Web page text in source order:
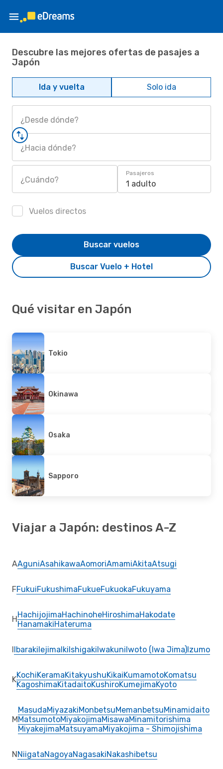
Descubre las mejores ofertas de pasajes a
Japón
Ida y vuelta Solo ida
¿Desde dónde?
¿Hacia dónde?
¿Cuándo?
Pasajeros
1 adulto
Vuelos directos
Buscar Vuelo + Hotel
Buscar vuelos
Qué visitar en Japón
Tokio
Okinawa
Osaka
Sapporo
Viajar a Japón: destinos A-Z
AAguniAsahikawaAomoriAmamiAkitaAtsugi
FFukuiFukushimaFukueFukuokaFukuyama
H HachijojimaHachinoheHiroshimaHakodate
HanamakiHateruma
IIbarakiIejimaIkiIshigakiIwakuniIwoto (Iwa Jima)Izumo
KKochiKeramaKitakyushuKikaiKumamotoKomatsu
KagoshimaKitadaitoKushiroKumejimaKyoto
M
MasudaMiyazakiMonbetsuMemanbetsuMinamidaito
MatsumotoMiyakojimaMisawaMinamitorishima
MiyakejimaMatsuyamaMiyakojima - Shimojishima
NNiigataNagoyaNagasakiNakashibetsu